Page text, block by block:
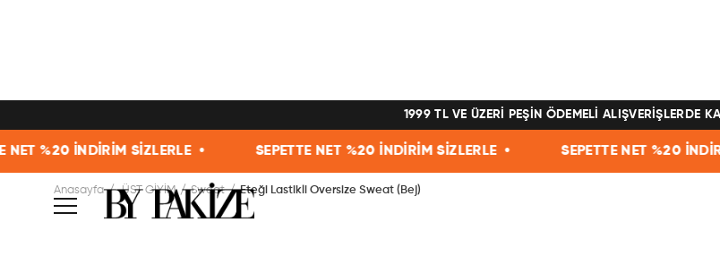
1999 TL VE ÜZERİ PEŞİN ÖDEMELİ ALIŞVERİŞLERDE
SİZLERLE • SEPETTE NET %20 İNDİRİM SİZLERLE • SEPETTE NET %20 İNDİRİM SİZLERLE •
Anasayfa ÜST GİYİM Sweat Eteği Lastikli Oversize Sweat (Bej)